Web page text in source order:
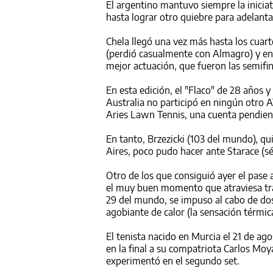
El argentino mantuvo siempre la
hasta lograr otro quiebre para
Chela llegó una vez más hasta los
(perdió casualmente con Almagro) y
mejor actuación, que fueron las
En esta edición, el "Flaco" de 28 años
Australia no participó en ningún otro
Aries Lawn Tennis, una cuenta
En tanto, Brzezicki (103 del mundo),
Aires, poco pudo hacer ante Starace
Otro de los que consiguió ayer el
el muy buen momento que atraviesa
29 del mundo, se impuso al cabo de
agobiante de calor (la sensación
El tenista nacido en Murcia el 21 de
en la final a su compatriota Carlos
experimentó en el segundo set.